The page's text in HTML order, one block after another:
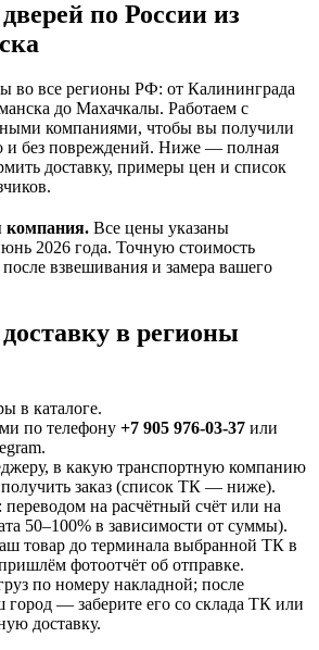
по России из
во все регионы РФ: от Калининграда
до Махачкалы. Работаем с
компаниями, чтобы вы получили
и без повреждений. Ниже — полная
доставку, примеры цен и список
компания. Все цены указаны
2026 года. Точную стоимость
взвешивания и замера вашего
в регионы
в каталоге.
по телефону +7 905 976-03-37 или
в какую транспортную компанию
заказ (список ТК — ниже).
переводом на расчётный счёт или на
50–100% в зависимости от суммы).
товар до терминала выбранной ТК в
фотоотчёт об отправке.
по номеру накладной; после
— заберите его со склада ТК или
доставку.